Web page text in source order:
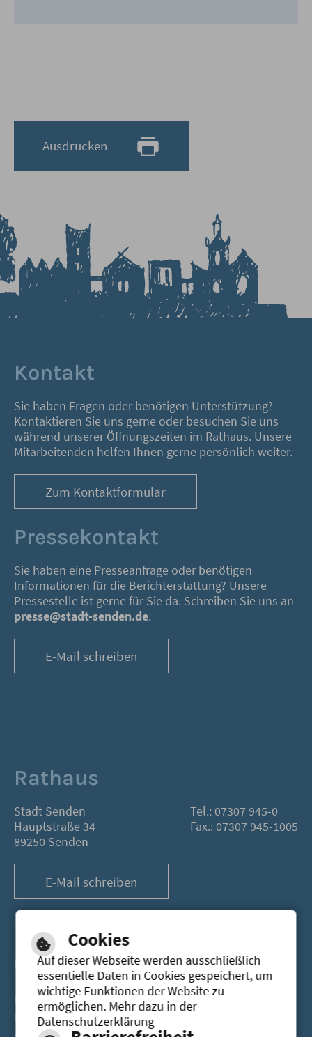
Ausdrucken
Kontakt
Sie haben Fragen oder benötigen Unterstützung?
Kontaktieren Sie uns gerne oder besuchen Sie uns
während unserer Öffnungszeiten im Rathaus. Unsere
Mitarbeitenden helfen Ihnen gerne persönlich weiter.
Zum Kontaktformular
Pressekontakt
Sie haben eine Presseanfrage oder benötigen
Informationen für die Berichterstattung? Unsere
Pressestelle ist gerne für Sie da. Schreiben Sie uns an
presse@stadt-senden.de.
E-Mail schreiben
Rathaus
Stadt Senden
Hauptstraße 34
89250 Senden
Tel.: 07307 945-0
Fax.: 07307 945-1005
E-Mail schreiben
Öffnungszeiten
Montag 08.00-12.00 Uhr
13.30 - 16.30 Uhr
Dienstag
08.00-12.00 Uhr
Cookies
Auf dieser Webseite werden ausschließlich
essentielle Daten in Cookies gespeichert, um
wichtige Funktionen der Website zu
ermöglichen. Mehr dazu in der
Datenschutzerklärung